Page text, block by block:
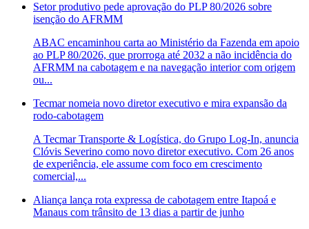
Setor produtivo pede aprovação do PLP 80/2026 sobre
isenção do AFRMM
ABAC encaminhou carta ao Ministério da Fazenda em apoio
ao PLP 80/2026, que prorroga até 2032 a não incidência do
AFRMM na cabotagem e na navegação interior com origem
ou...
Tecmar nomeia novo diretor executivo e mira expansão da
rodo-cabotagem
A Tecmar Transporte & Logística, do Grupo Log-In, anuncia
Clóvis Severino como novo diretor executivo. Com 26 anos
de experiência, ele assume com foco em crescimento
comercial,...
Aliança lança rota expressa de cabotagem entre Itapoá e
Manaus com trânsito de 13 dias a partir de junho